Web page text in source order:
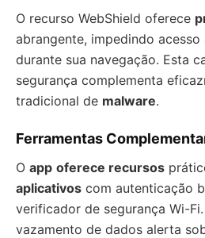
O recurso WebShield oferece
abrangente, impedindo
durante sua navegação. Esta
segurança complementa
tradicional de malware.
Ferramentas
O app oferece recursos
aplicativos com autenticação
verificador de segurança Wi-
vazamento de dados alerta